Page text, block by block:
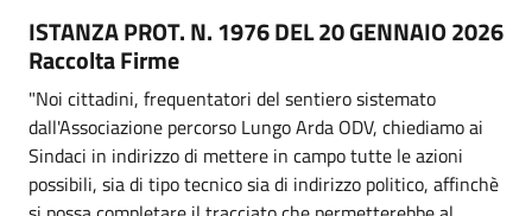
ISTANZA PROT. N. 1976 DEL 20 GENNAIO 2026
Raccolta Firme
"Noi cittadini, frequentatori del sentiero sistemato
dall'Associazione percorso Lungo Arda ODV, chiediamo ai
Sindaci in indirizzo di mettere in campo tutte le azioni
possibili, sia di tipo tecnico sia di indirizzo politico, affinchè